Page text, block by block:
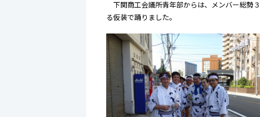
下関商工会議所青年部からは、メンバー総勢
る仮装で踊りました。